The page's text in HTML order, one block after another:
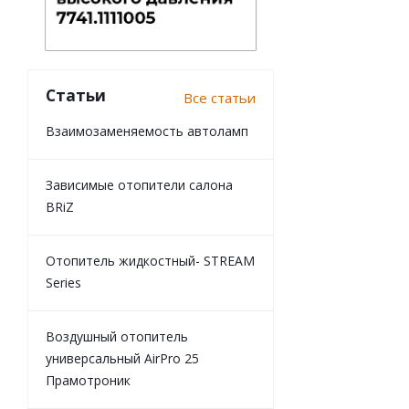
Статьи Все статьи
Взаимозаменяемость автоламп
Зависимые отопители салона
BRiZ
Отопитель жидкостный- STREAM
Series
Воздушный отопитель
универсальный AirPro 25
Прамотроник